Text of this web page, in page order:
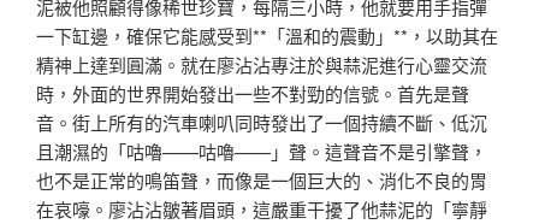
泥被他照顧得像稀世珍寶，每隔三小時，他就要用手指彈
一下缸邊，確保它能感受到**「溫和的震動」**，以助其在
精神上達到圓滿。就在廖沾沾專注於與蒜泥進行心靈交流
時，外面的世界開始發出一些不對勁的信號。首先是聲
音。街上所有的汽車喇叭同時發出了一個持續不斷、低沉
且潮濕的「咕嚕——咕嚕——」聲。這聲音不是引擎聲，
也不是正常的鳴笛聲，而像是一個巨大的、消化不良的胃
在哀嚎。廖沾沾皺著眉頭，這嚴重干擾了他蒜泥的「寧靜